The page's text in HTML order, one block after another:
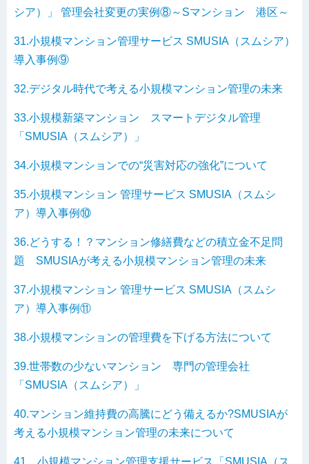
シア）」 管理会社変更の実例⑧～Sマンション 港区～
31.小規模マンション管理サービス SMUSIA（スムシア）
導入事例⑨
32.デジタル時代で考える小規模マンション管理の未来
33.小規模新築マンション スマートデジタル管理
「SMUSIA（スムシア）」
34.小規模マンションでの“災害対応の強化”について
35.小規模マンション 管理サービス SMUSIA（スムシ
ア）導入事例⑩
36.どうする！？マンション修繕費などの積立金不足問
題 SMUSIAが考える小規模マンション管理の未来
37.小規模マンション 管理サービス SMUSIA（スムシ
ア）導入事例⑪
38.小規模マンションの管理費を下げる方法について
39.世帯数の少ないマンション 専門の管理会社
「SMUSIA（スムシア）」
40.マンション維持費の高騰にどう備えるか?SMUSIAが
考える小規模マンション管理の未来について
41．小規模マンション管理支援サービス「SMUSIA（ス